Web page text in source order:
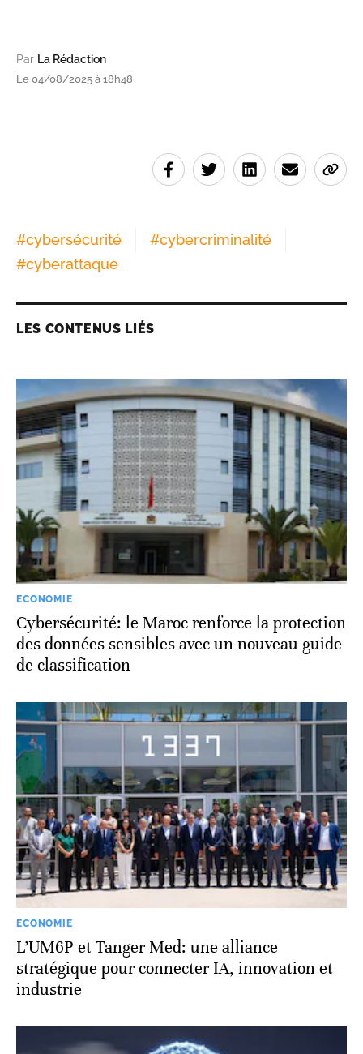
Par La Rédaction
Le 04/08/2025 à 18h48
#cybersécurité #cybercriminalité
#cyberattaque
LES CONTENUS LIÉS
ECONOMIE
Cybersécurité: le Maroc renforce la protection
des données sensibles avec un nouveau guide
de classification
ECONOMIE
L’UM6P et Tanger Med: une alliance
stratégique pour connecter IA, innovation et
industrie